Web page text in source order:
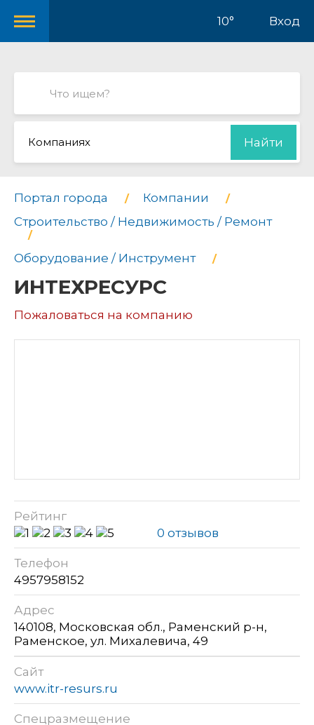
10° Вход
Компаниях Найти
Портал города
Компании
Строительство / Недвижимость / Ремонт
Оборудование / Инструмент
ИНТЕХРЕСУРС
Пожаловаться на компанию
Рейтинг
0 отзывов
Телефон
4957958152
Адрес
140108, Московская обл., Раменский р-н,
Раменское, ул. Михалевича, 49
Сайт
www.itr-resurs.ru
Спецразмещение